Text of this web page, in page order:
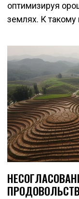
оптимизируя
землях. К такому